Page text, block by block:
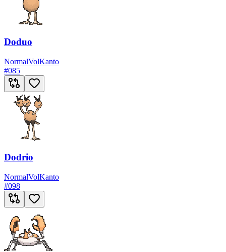
Doduo
NormalVolKanto
#085
Dodrio
NormalVolKanto
#098